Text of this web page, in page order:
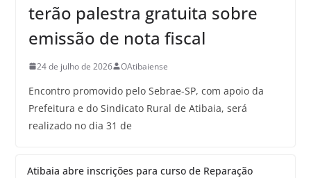
terão palestra gratuita sobre
emissão de nota fiscal
24 de julho de 2026 OAtibaiense
Encontro promovido pelo Sebrae-SP, com apoio da
Prefeitura e do Sindicato Rural de Atibaia, será
realizado no dia 31 de
Atibaia abre inscrições para curso de Reparação